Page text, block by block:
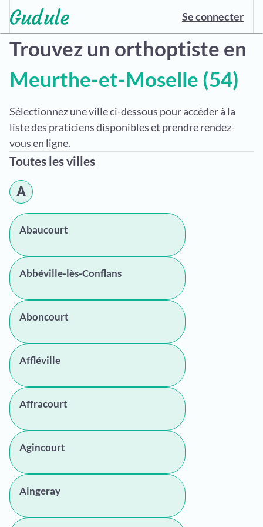
Se connecter
Trouvez un orthoptiste en
Meurthe-et-Moselle (54)
Sélectionnez une ville ci-dessous pour accéder à la
liste des praticiens disponibles et prendre rendez-
vous en ligne.
Toutes les villes
A
Abaucourt
Abbéville-lès-Conflans
Aboncourt
Affléville
Affracourt
Agincourt
Aingeray